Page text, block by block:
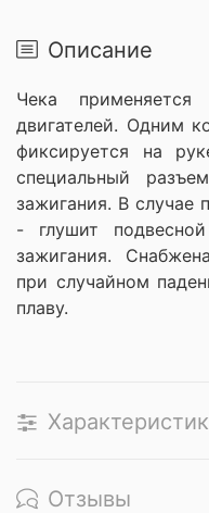
Описание
Чека применяется
двигателей. Одним
фиксируется на
специальный
зажигания. В случае
- глушит
зажигания.
при случайном
плаву.
Отзывы